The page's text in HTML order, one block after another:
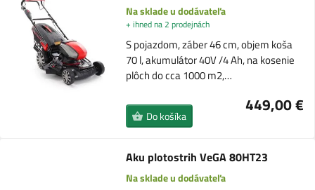
Na sklade u dodávateľa
+ ihned na 2 prodejnách
S pojazdom, záber 46 cm, objem koša
70 l, akumulátor 40V /4 Ah, na kosenie
plôch do cca 1000 m2,…
449,00 €
Do košíka
Aku plotostrih VeGA 80HT23
Na sklade u dodávateľa